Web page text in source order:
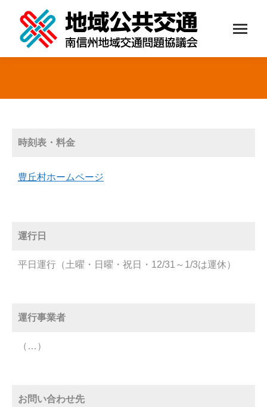
時刻表・料金
豊丘村ホームページ
運行日
平日運行（土曜・日曜・祝日・12/31～1/3は運休）
運行事業者
（…）
お問い合わせ先